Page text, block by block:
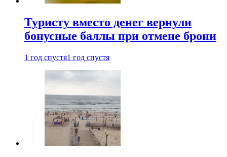
Туристу вместо денег вернули
бонусные баллы при отмене брони
1 год спустя1 год спустя